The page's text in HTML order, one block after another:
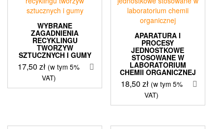
WYBRANE
ZAGADNIENIA
RECYKLINGU
TWORZYW
SZTUCZNYCH I GUMY
17,50zł (w tym 5%
VAT)
APARATURA I
PROCESY
JEDNOSTKOWE
STOSOWANE W
LABORATORIUM
CHEMII ORGANICZNEJ
18,50 zł (w tym 5%
VAT)